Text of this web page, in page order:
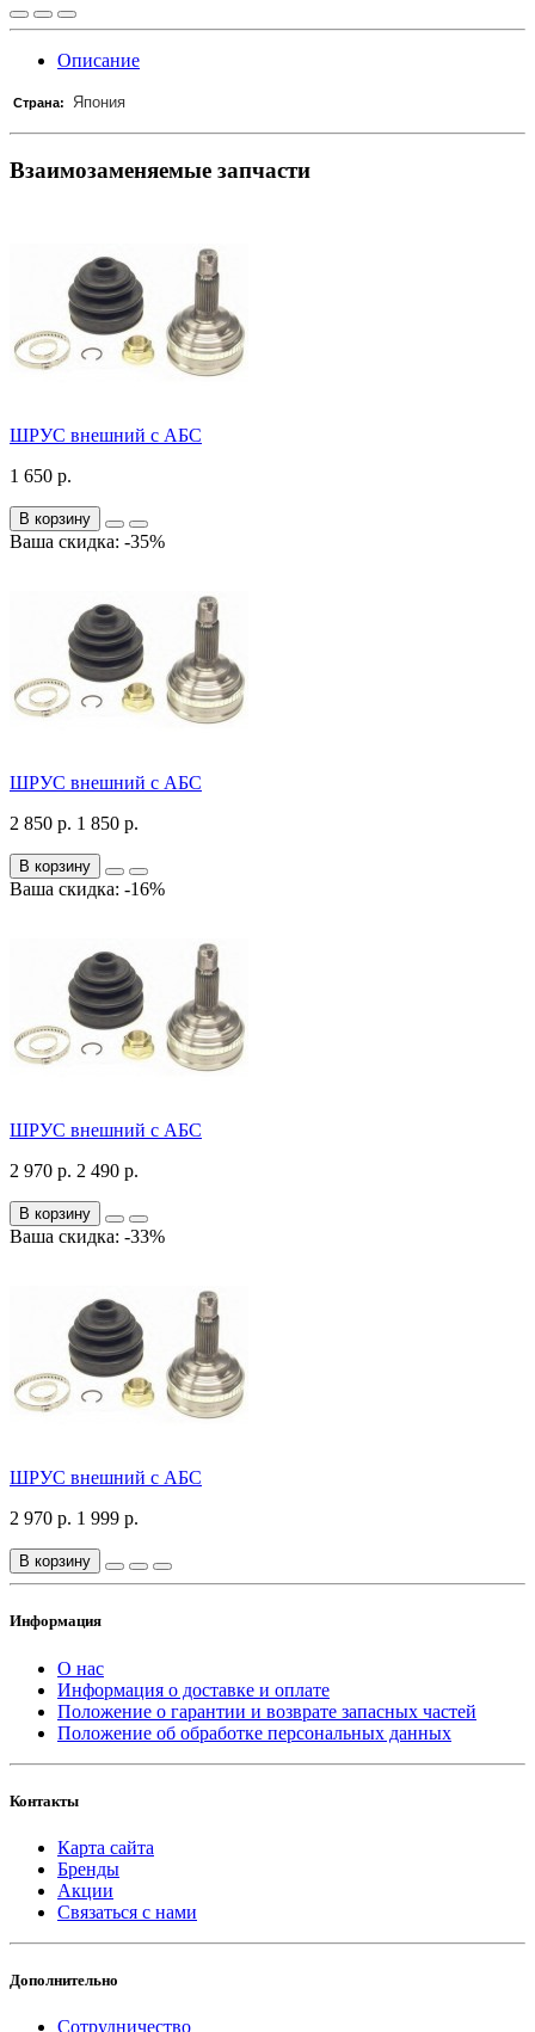
Описание
Страна: Япония
Взаимозаменяемые запчасти
ШРУС внешний с АБС
1 650 р.
В корзину
Ваша скидка: -35%
ШРУС внешний с АБС
2 850 р. 1 850 р.
В корзину
Ваша скидка: -16%
ШРУС внешний с АБС
2 970 р. 2 490 р.
В корзину
Ваша скидка: -33%
ШРУС внешний c АБС
2 970 р. 1 999 р.
В корзину
Информация
О нас
Информация о доставке и оплате
Положение о гарантии и возврате запасных частей
Положение об обработке персональных данных
Контакты
Карта сайта
Бренды
Акции
Связаться с нами
Дополнительно
Сотрудничество